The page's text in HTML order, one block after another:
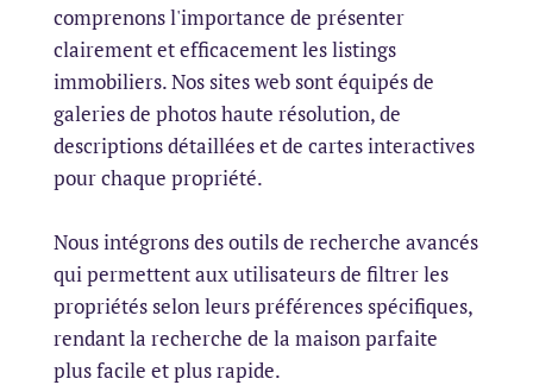
comprenons l'importance de présenter
clairement et efficacement les listings
immobiliers. Nos sites web sont équipés de
galeries de photos haute résolution, de
descriptions détaillées et de cartes interactives
pour chaque propriété.
Nous intégrons des outils de recherche avancés
qui permettent aux utilisateurs de filtrer les
propriétés selon leurs préférences spécifiques,
rendant la recherche de la maison parfaite
plus facile et plus rapide.